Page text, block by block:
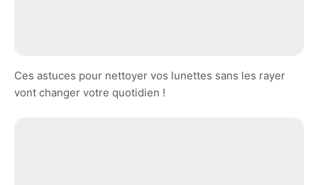
Ces astuces pour nettoyer vos lunettes sans les rayer
vont changer votre quotidien !